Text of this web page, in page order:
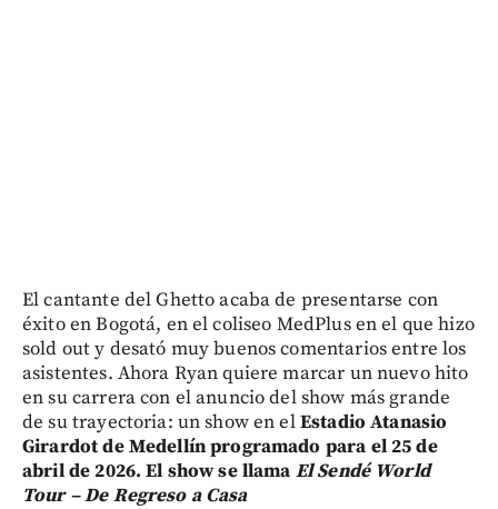
El cantante del Ghetto acaba de presentarse con
éxito en Bogotá, en el coliseo MedPlus en el que hizo
sold out y desató muy buenos comentarios entre los
asistentes. Ahora Ryan quiere marcar un nuevo hito
en su carrera con el anuncio del show más grande
de su trayectoria: un show en elEstadio Atanasio
Girardot de Medellín programado para el 25 de
abril de 2026. El show se llama El Sendé World
Tour – De Regreso a Casa